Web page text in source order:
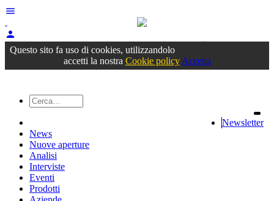
menu
person
Accedioppure registrati
Questo sito fa uso di cookies, utilizzandolo
accetti la nostra Cookie policy Accetta
Newsletter
News
Nuove aperture
Analisi
Interviste
Eventi
Prodotti